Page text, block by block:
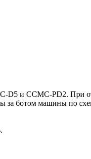
D5 и ССМС-PD2. При
за ботом машины по